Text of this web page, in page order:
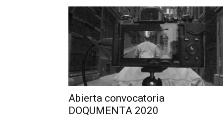
Abierta convocatoria
DOQUMENTA 2020